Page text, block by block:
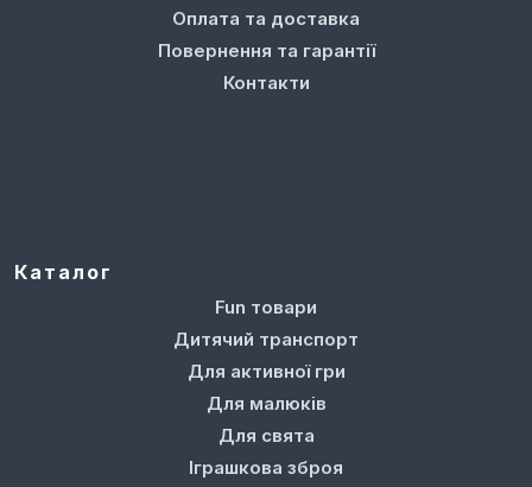
Оплата та доставка
Повернення та гарантії
Контакти
Каталог
Fun товари
Дитячий транспорт
Для активної гри
Для малюків
Для свята
Іграшкова зброя